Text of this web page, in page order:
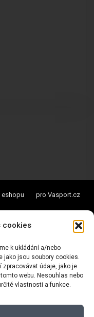
cookies
k ukládání a/nebo
jako jsou soubory cookies.
údaje, jako je
webu. Nesouhlas nebo
vlastnosti a funkce.
eshopu pro Vasport.cz